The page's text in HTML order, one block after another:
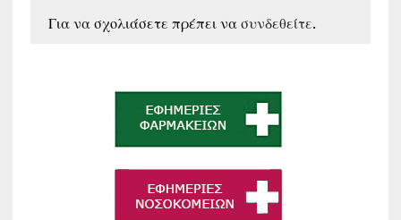
Για να σχολιάσετε πρέπει νασυνδεθείτε.